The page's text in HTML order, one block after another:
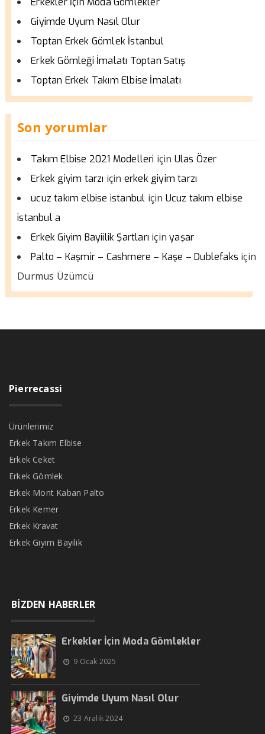
Giyimde Uyum Nasıl Olur
Toptan Erkek Gömlek İstanbul
Erkek Gömleği İmalatı Toptan Satış
Toptan Erkek Takım Elbise İmalatı
Son yorumlar
Takım Elbise 2021 Modelleri için Ulas Özer
Erkek giyim tarzı için erkek giyim tarzı
ucuz takım elbise istanbul için Ucuz takım elbise
istanbul a
Erkek Giyim Bayiilik Şartları içinyaşar
Palto – Kaşmir – Cashmere – Kaşe – Dublefaks için
Durmus Üzümcü
Pierrecassi
Ürünlerimiz
Erkek Takım Elbise
Erkek Ceket
Erkek Gömlek
Erkek Mont Kaban Palto
Erkek Kemer
Erkek Kravat
Erkek Giyim Bayilik
BİZDEN HABERLER
Erkekler İçin Moda Gömlekler
9 Ocak 2025
Giyimde Uyum Nasıl Olur
23 Aralık 2024